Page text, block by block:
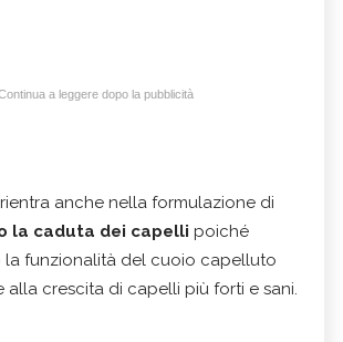
a leggere dopo la pubblicità
anche nella formulazione di
la caduta dei capelli poiché
la funzionalità del cuoio capelluto
alla crescita di capelli più forti e sani.